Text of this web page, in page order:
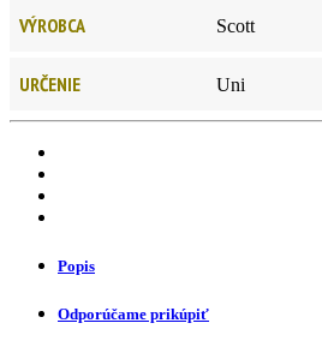
VÝROBCA Scott
URČENIE Uni
Popis
Odporúčame prikúpiť